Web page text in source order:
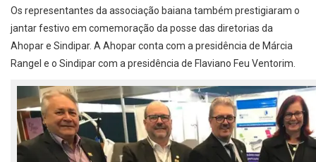
Os representantes da associação baiana também prestigiaram o
jantar festivo em comemoração da posse das diretorias da
Ahopar e Sindipar. A Ahopar conta com a presidência de Márcia
Rangel e o Sindipar com a presidência de Flaviano Feu Ventorim.